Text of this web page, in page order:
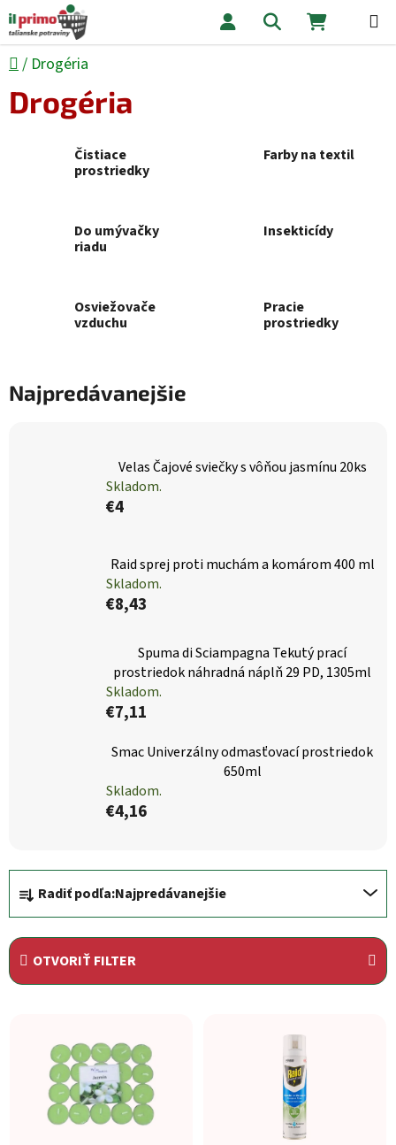
Prejsť na obsah Hľadať
Domov
/ Drogéria
Drogéria
Čistiace
prostriedky
Farby na textil
Do umývačky
riadu
Insekticídy
Osviežovače
vzduchu
Pracie
prostriedky
Najpredávanejšie
Velas Čajové sviečky s vôňou jasmínu 20ks
Skladom.
€4
Raid sprej proti muchám a komárom 400 ml
Skladom.
€8,43
Spuma di Sciampagna Tekutý prací
prostriedok náhradná náplň 29 PD, 1305ml
Skladom.
€7,11
Smac Univerzálny odmasťovací prostriedok
650ml
Skladom.
€4,16
Radenie produktov
Radiť podľa:Najpredávanejšie
OTVORIŤ FILTER